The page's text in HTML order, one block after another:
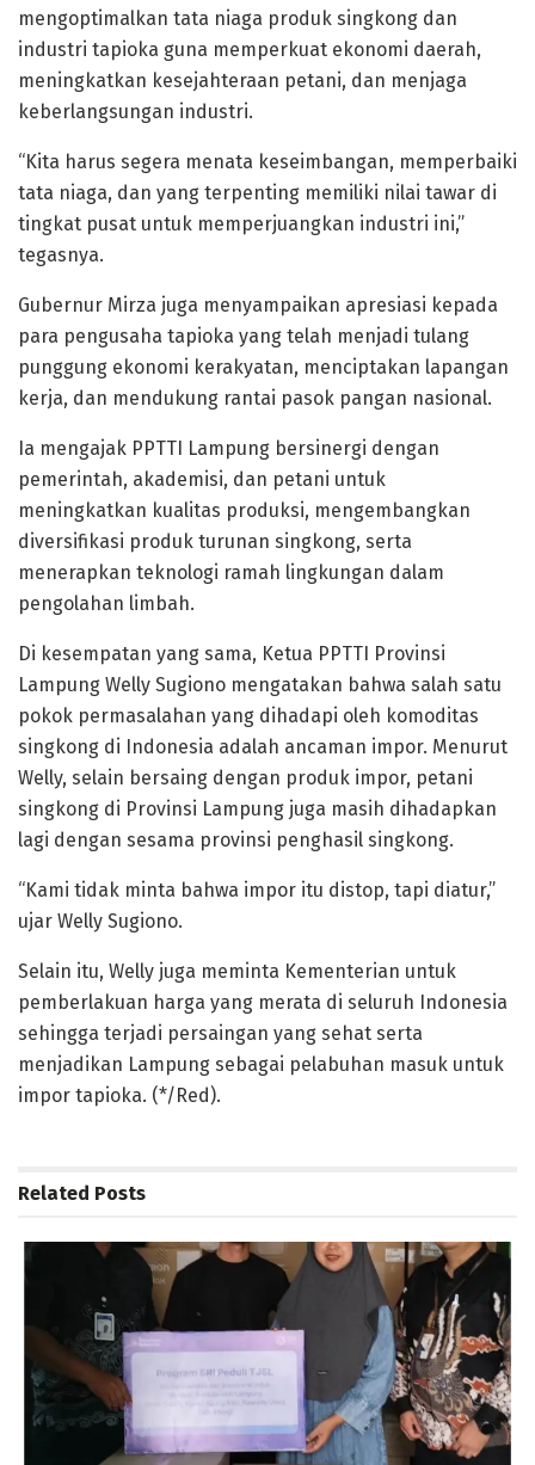
mengoptimalkan tata niaga produk singkong dan
industri tapioka guna memperkuat ekonomi daerah,
meningkatkan kesejahteraan petani, dan menjaga
keberlangsungan industri.
“Kita harus segera menata keseimbangan, memperbaiki
tata niaga, dan yang terpenting memiliki nilai tawar di
tingkat pusat untuk memperjuangkan industri ini,”
tegasnya.
Gubernur Mirza juga menyampaikan apresiasi kepada
para pengusaha tapioka yang telah menjadi tulang
punggung ekonomi kerakyatan, menciptakan lapangan
kerja, dan mendukung rantai pasok pangan nasional.
Ia mengajak PPTTI Lampung bersinergi dengan
pemerintah, akademisi, dan petani untuk
meningkatkan kualitas produksi, mengembangkan
diversifikasi produk turunan singkong, serta
menerapkan teknologi ramah lingkungan dalam
pengolahan limbah.
Di kesempatan yang sama, Ketua PPTTI Provinsi
Lampung Welly Sugiono mengatakan bahwa salah satu
pokok permasalahan yang dihadapi oleh komoditas
singkong di Indonesia adalah ancaman impor. Menurut
Welly, selain bersaing dengan produk impor, petani
singkong di Provinsi Lampung juga masih dihadapkan
lagi dengan sesama provinsi penghasil singkong.
“Kami tidak minta bahwa impor itu distop, tapi diatur,”
ujar Welly Sugiono.
Selain itu, Welly juga meminta Kementerian untuk
pemberlakuan harga yang merata di seluruh Indonesia
sehingga terjadi persaingan yang sehat serta
menjadikan Lampung sebagai pelabuhan masuk untuk
impor tapioka. (*/Red).
Related Posts